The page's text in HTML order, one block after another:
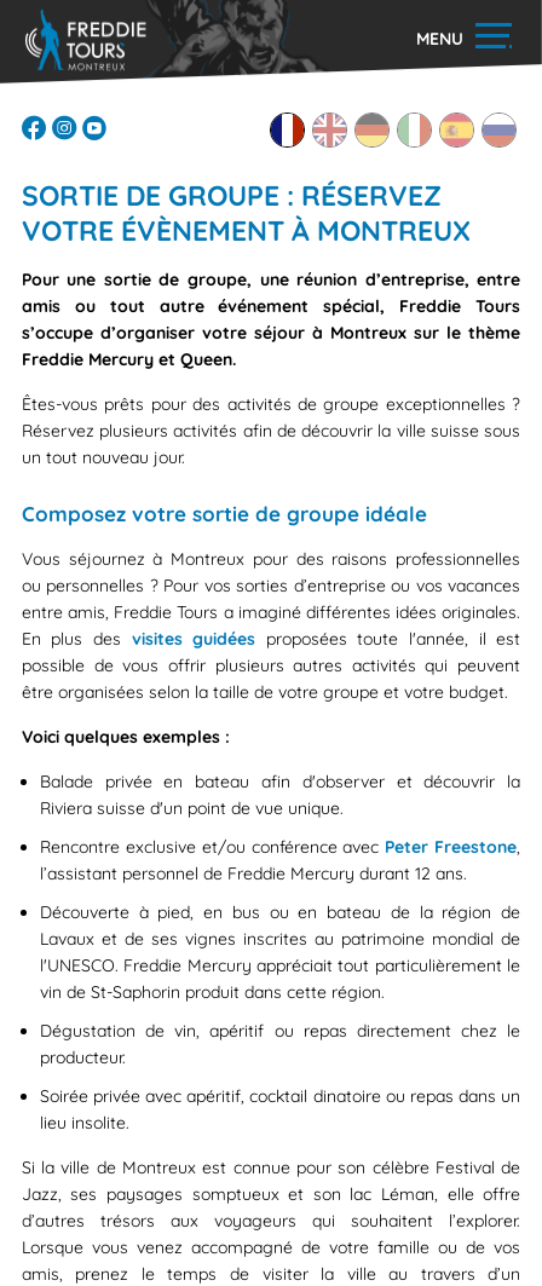
MENU
SORTIE DE GROUPE : RÉSERVEZ
VOTRE ÉVÈNEMENT À MONTREUX
Pour une sortie de groupe, une réunion d’entreprise, entre
amis ou tout autre événement spécial, Freddie Tours
s’occupe d’organiser votre séjour à Montreux sur le thème
Freddie Mercury et Queen.
Êtes-vous prêts pour des activités de groupe exceptionnelles ?
Réservez plusieurs activités afin de découvrir la ville suisse sous
un tout nouveau jour.
Composez votre sortie de groupe idéale
Vous séjournez à Montreux pour des raisons professionnelles
ou personnelles ? Pour vos sorties d’entreprise ou vos vacances
entre amis, Freddie Tours a imaginé différentes idées originales.
En plus des visites guidées proposées toute l'année, il est
possible de vous offrir plusieurs autres activités qui peuvent
être organisées selon la taille de votre groupe et votre budget.
Voici quelques exemples :
Balade privée en bateau afin d'observer et découvrir la
Riviera suisse d'un point de vue unique.
Rencontre exclusive et/ou conférence avec Peter Freestone,
l’assistant personnel de Freddie Mercury durant 12 ans.
Découverte à pied, en bus ou en bateau de la région de
Lavaux et de ses vignes inscrites au patrimoine mondial de
l'UNESCO. Freddie Mercury appréciait tout particulièrement le
vin de St-Saphorin produit dans cette région.
Dégustation de vin, apéritif ou repas directement chez le
producteur.
Soirée privée avec apéritif, cocktail dinatoire ou repas dans un
lieu insolite.
Si la ville de Montreux est connue pour son célèbre Festival de
Jazz, ses paysages somptueux et son lac Léman, elle offre
d’autres trésors aux voyageurs qui souhaitent l’explorer.
Lorsque vous venez accompagné de votre famille ou de vos
amis, prenez le temps de visiter la ville au travers d’un